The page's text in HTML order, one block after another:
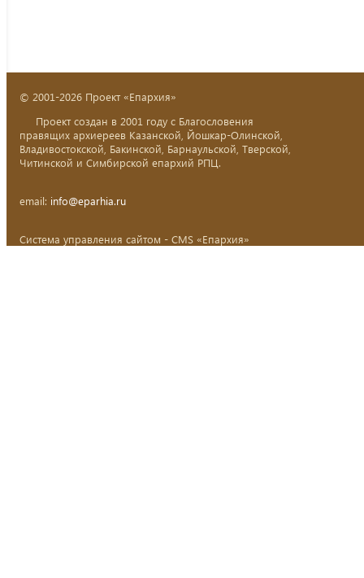
© 2001-2026 Проект «Епархия»
Проект создан в 2001 году с Благословения
правящих архиереев Казанской, Йошкар-Олинской,
Владивостокской, Бакинской, Барнаульской, Тверской,
Читинской и Симбирской епархий РПЦ.
email: info@eparhia.ru
Система управления сайтом - CMS «Епархия»